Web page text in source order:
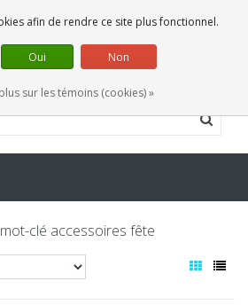
0 Articles
clé accessoires fête
afin de rendre ce site plus fonctionnel.
Oui Non
sur les témoins (cookies) »